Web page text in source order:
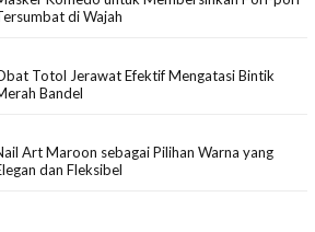
di Wajah
Totol Jerawat Efektif Mengatasi Bintik
Bandel
Art Maroon sebagai Pilihan Warna yang
dan Fleksibel